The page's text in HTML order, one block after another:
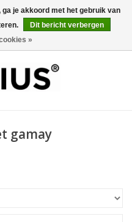
0 Artikelen - €0,00
gamay
je akkoord met het gebruik van
Dit bericht verbergen
»